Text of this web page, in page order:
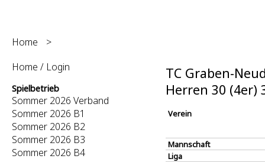
Home
>
Home / Login
Spielbetrieb
Sommer 2026 Verband
Sommer 2026 B1
Sommer 2026 B2
Sommer 2026 B3
Sommer 2026 B4
TC Graben-
Herren 30 (4er)
Verein
Mannschaft
Liga